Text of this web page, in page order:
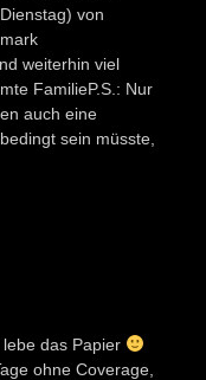
von
weiterhin viel
FamilieP.S.: Nur
auch eine
sein müsste,
das Papier
ohne Coverage,